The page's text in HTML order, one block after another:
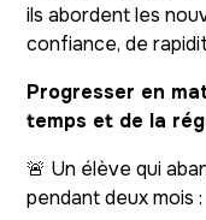
ils abordent les
confiance, de
Progresser en
temps et de la
🚨 Un élève qui
pendant deux mois :